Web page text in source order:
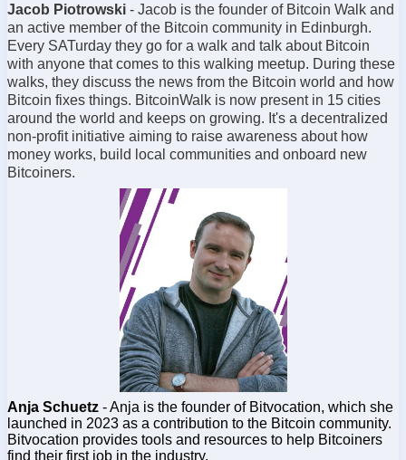
Jacob Piotrowski - Jacob is the founder of Bitcoin Walk and
an active member of the Bitcoin community in Edinburgh.
Every SATurday they go for a walk and talk about Bitcoin
with anyone that comes to this walking meetup. During these
walks, they discuss the news from the Bitcoin world and how
Bitcoin fixes things. BitcoinWalk is now present in 15 cities
around the world and keeps on growing. It's a decentralized
non-profit initiative aiming to raise awareness about how
money works, build local communities and onboard new
Bitcoiners.
Anja Schuetz - Anja is the founder of Bitvocation, which she
launched in 2023 as a contribution to the Bitcoin community.
Bitvocation provides tools and resources to help Bitcoiners
find their first job in the industry.